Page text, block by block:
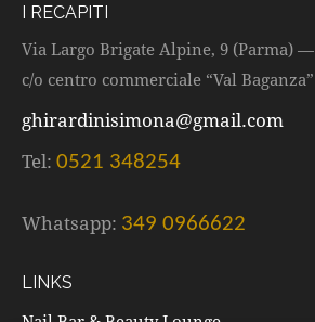
I RECAPITI
Via Largo Brigate Alpine, 9 (Parma) —
c/o centro commerciale “Val Baganza”
ghirardinisimona@gmail.com
Tel: 0521 348254
Whatsapp: 349 0966622
LINKS